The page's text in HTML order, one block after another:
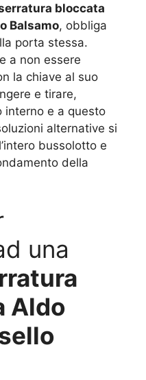
bloccata
Balsamo, obbliga
porta stessa.
a non essere
la chiave al suo
e tirare,
interno e a questo
alternative si
bussolotto e
della
una
Aldo